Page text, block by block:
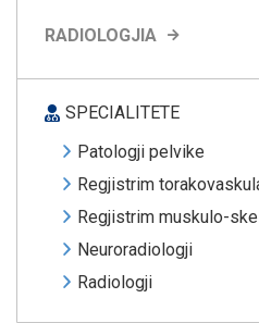
RADIOLOGJIA
SPECIALITETE
Patologji pelvike
Regjistrim
Regjistrim muskulo-
Neuroradiologji
Radiologji